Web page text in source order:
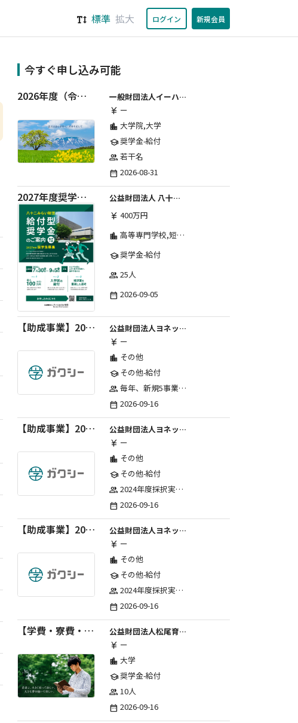
標準 拡大 ログイン 新規会員
今すぐ申し込み可能
2026年度（令和8年度）第２期 一般財団法人イーハトーブ育英会奨学生募集（給付型） 日本国内及び海外の大学・大学院に自宅外通学をする学生に生活費の一部(家賃半額相当)を給付【岩手県が本籍地の大学生または大学院生対象】
一般財団法人イーハトーブ育英会
currency_yen ー
location_city 大学院,大学
school奨学金-給付
group 若干名
date_range 2026-08-31
2027年度奨学生募集要項
公益財団法人 八十二みらい財団
currency_yen 400万円
location_city 高等専門学校,短期大学,専修学校,大学
school奨学金-給付
group 25人
date_range 2026-09-05
【助成事業】2027年度中学校部活動の地域展開推進に関する助成金
公益財団法人ヨネックススポーツ振興財団
currency_yen ー
location_city その他
schoolその他-給付
group 毎年、新規5事業前後への助成金交付を予定とし、初年度5事業、2年目合計10事業前後、3年目合計15事業前後、4年目以降は15事業前後にて実施する。 2025年度採択実績：5事業、2026年度採択実績：5事業
date_range 2026-09-16
【助成事業】2027年度（通年）国際交流普及事業に関する助成金
公益財団法人ヨネックススポーツ振興財団
currency_yen ー
location_city その他
schoolその他-給付
group 2024年度採択実績：21事業（前期11・後期10）、2025年度採択実績：30事業（前期15・後期15）、2026年度採択実績：40事業 ※2026年度より、前期・後期の区分を廃止し、年1回の申請受付となりました。
date_range 2026-09-16
【助成事業】2027年度（通年）ジュニアスポーツ振興に関する助成金
公益財団法人ヨネックススポーツ振興財団
currency_yen ー
location_city その他
schoolその他-給付
group 2024年度採択実績：107事業（前期45・後期62）、2025年度採択実績：103事業（前期48・後期55）、2026年度採択実績：97事業 ※2026年度より、前期・後期の区分を廃止し、年1回の申請受付となりました。
date_range 2026-09-16
【学費・寮費・交通費給付】2027年度第71期育英生募集
公益財団法人松尾育英会
currency_yen ー
location_city 大学
school奨学金-給付
group 10人
date_range 2026-09-16